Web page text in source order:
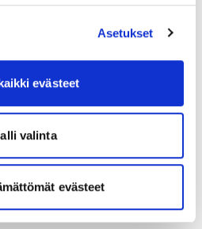
Asetukset
evästeet
valinta
evästeet